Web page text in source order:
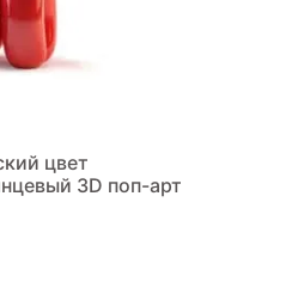
цвет
3D поп-арт